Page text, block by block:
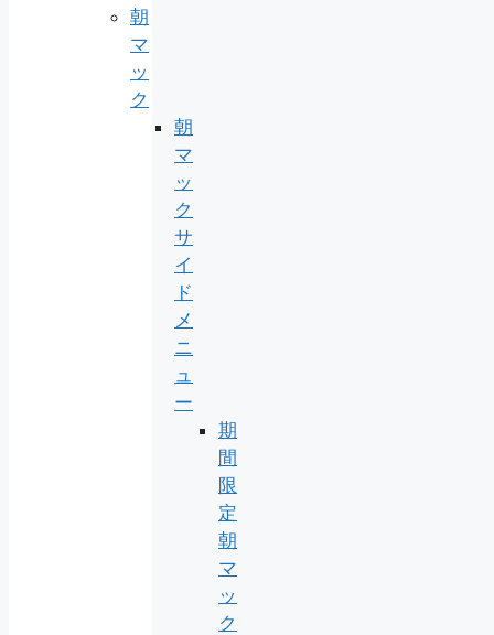
朝
マ
ッ
ク
朝
マ
ッ
ク
サ
イ
ド
メ
ニ
ュ
ー
期
間
限
定
朝
マ
ッ
ク